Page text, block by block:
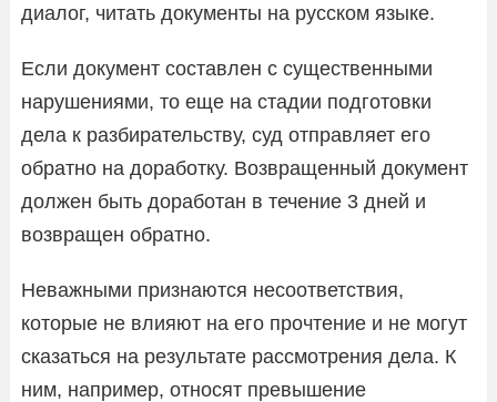
диалог, читать документы на русском языке.
Если документ составлен с существенными
нарушениями, то еще на стадии подготовки
дела к разбирательству, суд отправляет его
обратно на доработку. Возвращенный документ
должен быть доработан в течение 3 дней и
возвращен обратно.
Неважными признаются несоответствия,
которые не влияют на его прочтение и не могут
сказаться на результате рассмотрения дела. К
ним, например, относят превышение